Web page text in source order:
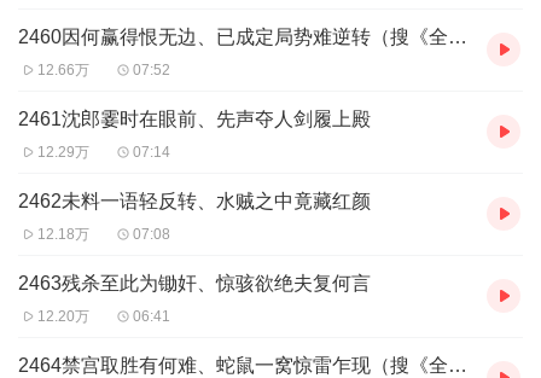
2460因何赢得恨无边、已成定局势难逆转（搜《全军列阵》）
12.66万 07:52
2461沈郎霎时在眼前、先声夺人剑履上殿
12.29万 07:14
2462未料一语轻反转、水贼之中竟藏红颜
12.18万 07:08
2463残杀至此为锄奸、惊骇欲绝夫复何言
12.20万 06:41
2464禁宫取胜有何难、蛇鼠一窝惊雷乍现（搜《全军列阵》）